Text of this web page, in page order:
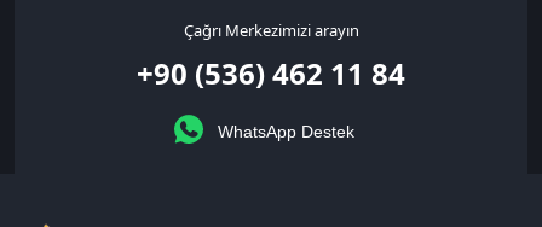
Çağrı Merkezimizi arayın
+90 (536) 462 11 84
WhatsApp Destek